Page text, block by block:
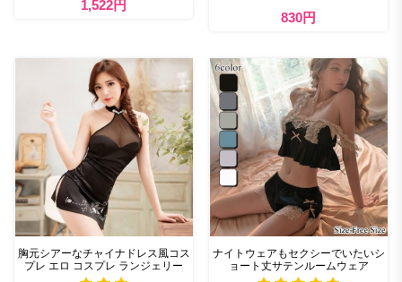
1,522円
830円
胸元シアーなチャイナドレス風コス
プレ エロ コスプレ ランジェリー
ナイトウェアもセクシーでいたいシ
ョート丈サテンルームウェア